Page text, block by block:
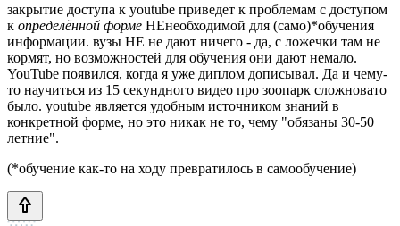
закрытие доступа к youtube приведет к проблемам с доступом
к определённой форме НЕнеобходимой для (само)*обучения
информации. вузы НЕ не дают ничего - да, с ложечки там не
кормят, но возможностей для обучения они дают немало.
YouTube появился, когда я уже диплом дописывал. Да и чему-
то научиться из 15 секундного видео про зоопарк сложновато
было. youtube является удобным источником знаний в
конкретной форме, но это никак не то, чему "обязаны 30-50
летние".
(*обучение как-то на ходу превратилось в самообучение)